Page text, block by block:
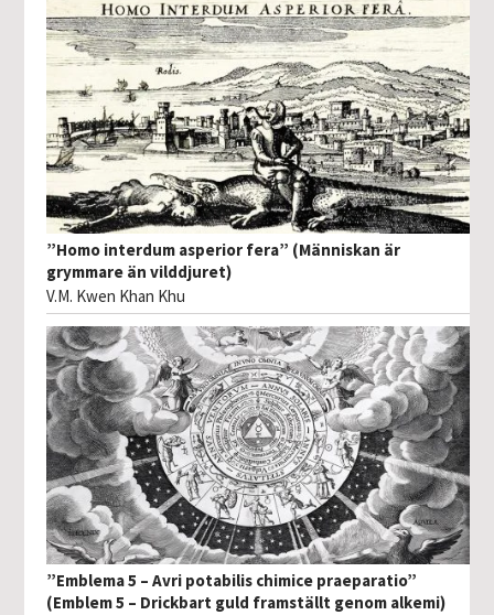
”Homo interdum asperior fera” (Människan är
grymmare än vilddjuret)
V.M. Kwen Khan Khu
”Emblema 5 – Avri potabilis chimice praeparatio”
(Emblem 5 – Drickbart guld framställt genom alkemi)